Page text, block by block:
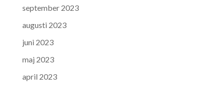
september 2023
augusti 2023
juni 2023
maj 2023
april 2023